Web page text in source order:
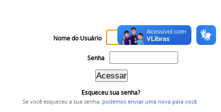
Nome do Usuário
Senha
Esqueceu sua senha?
Se você esqueceu a sua senha, podemos enviar uma nova para você